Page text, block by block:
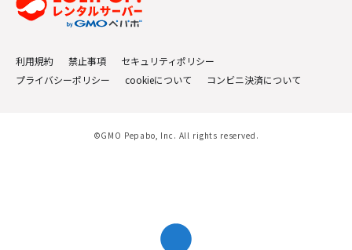
利用規約 禁止事項
セキュリティポリシー
プライバシーポリシー
cookieについて コンビニ決済について
©GMO Pepabo, Inc. All rights reserved.